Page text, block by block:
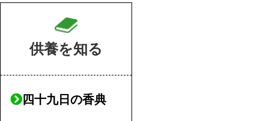
供養を知る
四十九日の香典